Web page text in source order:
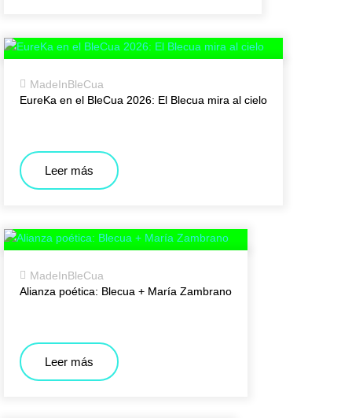
MadeInBleCua
EureKa en el BleCua 2026: El Blecua mira al cielo
Leer más
MadeInBleCua
Alianza poética: Blecua + María Zambrano
Leer más